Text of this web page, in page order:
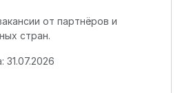
от партнёров и
стран.
31.07.2026